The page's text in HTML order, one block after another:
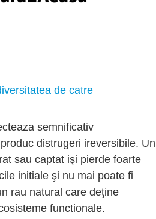
de catre
semnificativ
distrugeri ireversibile. Un
sau captat işi pierde foarte
initiale şi nu mai poate fi
rau natural care deţine
functionale.